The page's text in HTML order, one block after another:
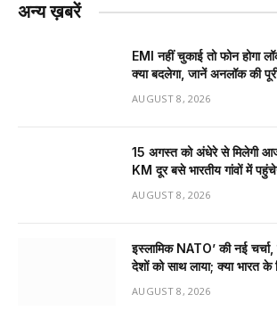
अन्य ख़बरें
EMI नहीं चुकाई तो फोन होगा
क्या बदलेगा, जानें अनलॉक की
AUGUST 8, 2026
15 अगस्त को अंधेरे से मिलेगी
KM दूर बसे भारतीय गांवों में
AUGUST 8, 2026
इस्लामिक NATO’ की नई चर्चा,
देशों को साथ लाया; क्या भारत के
AUGUST 8, 2026